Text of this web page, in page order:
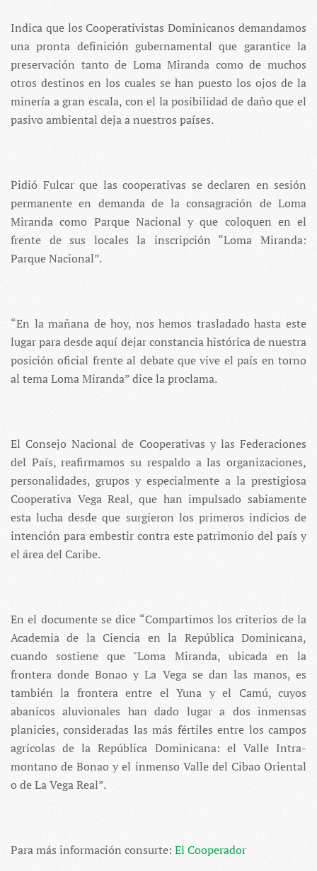
Indica que los Cooperativistas Dominicanos demandamos
una pronta definición gubernamental que garantice la
preservación tanto de Loma Miranda como de muchos
otros destinos en los cuales se han puesto los ojos de la
minería a gran escala, con el la posibilidad de daño que el
pasivo ambiental deja a nuestros países.
Pidió Fulcar que las cooperativas se declaren en sesión
permanente en demanda de la consagración de Loma
Miranda como Parque Nacional y que coloquen en el
frente de sus locales la inscripción “Loma Miranda:
Parque Nacional”.
“En la mañana de hoy, nos hemos trasladado hasta este
lugar para desde aquí dejar constancia histórica de nuestra
posición oficial frente al debate que vive el país en torno
al tema Loma Miranda” dice la proclama.
El Consejo Nacional de Cooperativas y las Federaciones
del País, reafirmamos su respaldo a las organizaciones,
personalidades, grupos y especialmente a la prestigiosa
Cooperativa Vega Real, que han impulsado sabiamente
esta lucha desde que surgieron los primeros indicios de
intención para embestir contra este patrimonio del país y
el área del Caribe.
En el documente se dice “Compartimos los criterios de la
Academia de la Ciencia en la República Dominicana,
cuando sostiene que "Loma Miranda, ubicada en la
frontera donde Bonao y La Vega se dan las manos, es
también la frontera entre el Yuna y el Camú, cuyos
abanicos aluvionales han dado lugar a dos inmensas
planicies, consideradas las más fértiles entre los campos
agrícolas de la República Dominicana: el Valle Intra-
montano de Bonao y el inmenso Valle del Cibao Oriental
o de La Vega Real”.
Para más información consurte: El Cooperador